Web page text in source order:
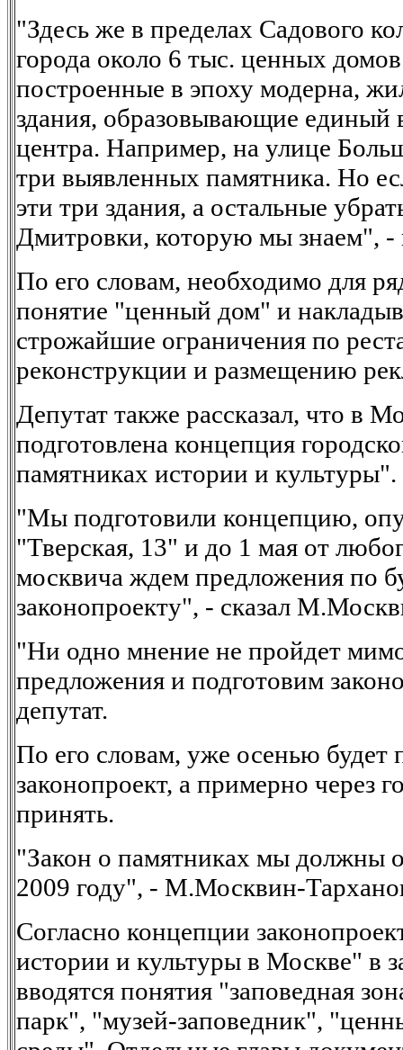
"Здесь же в пределах Садового
города около 6 тыс. ценных
построенные в эпоху модерна,
здания, образовывающие единый
центра. Например, на улице
три выявленных памятника. Но
эти три здания, а остальные
Дмитровки, которую мы знаем", -
По его словам, необходимо для
понятие "ценный дом" и
строжайшие ограничения по
реконструкции и размещению
Депутат также рассказал, что в
подготовлена концепция
памятниках истории и культуры".
"Мы подготовили концепцию,
"Тверская, 13" и до 1 мая от
москвича ждем предложения по
законопроекту", - сказал
"Ни одно мнение не пройдет
предложения и подготовим
депутат.
По его словам, уже осенью будет
законопроект, а примерно через
принять.
"Закон о памятниках мы должны
2009 году", - М.Москвин-
Согласно концепции
истории и культуры в Москве" в
вводятся понятия "заповедная
парк", "музей-заповедник",